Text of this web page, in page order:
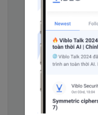
        always {
echo
        }
        success {
echo
        }
        unstable {
echo